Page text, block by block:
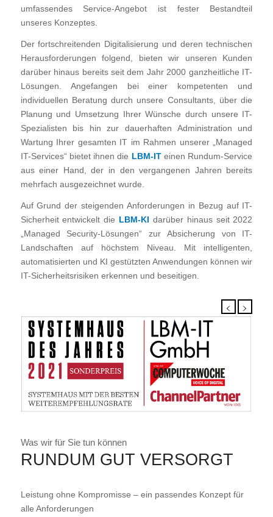
umfassendes Service-Angebot ist fester Bestandteil
unseres Konzeptes.
Der fortschreitenden Digitalisierung und deren technischen
Herausforderungen folgend, bieten wir unseren Kunden
darüber hinaus bereits seit dem Jahr 2000 ganzheitliche IT-
Lösungen. Angefangen bei einer kompetenten und
individuellen Beratung durch unsere Consultants, über die
Planung und Umsetzung Ihrer Wünsche durch unsere IT-
Spezialisten bis hin zur dauerhaften Administration und
Wartung Ihrer gesamten IT im Rahmen unserer „Managed
IT-Services“ bietet ihnen die LBM-ITeinen Rundum-Service
aus einer Hand, der in den vergangenen Jahren bereits
mehrfach ausgezeichnet wurde.
Auf Grund der steigenden Anforderungen in Bezug auf IT-
Sicherheit entwickelt die LBM-KI darüber hinaus seit 2022
„Managed Security-Lösungen“ zur Absicherung von IT-
Landschaften auf höchstem Niveau. Mit intelligenten,
automatisierten und KI gestützten Anwendungen können wir
IT-Sicherheitsrisiken erkennen und beseitigen.
Was wir für Sie tun können
RUNDUM GUT VERSORGT
Leistung ohne Kompromisse – ein passendes Konzept für
alle Anforderungen